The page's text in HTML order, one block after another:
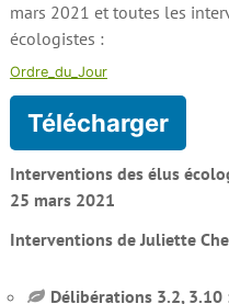
mars 2021 et toutes les
écologistes :
Ordre_du_Jour
Télécharger
Interventions des élus
25 mars 2021
Interventions de Juliette
Délibérations 3.2,